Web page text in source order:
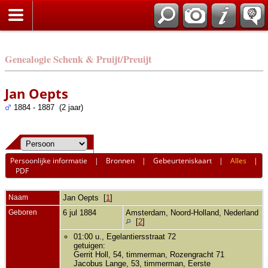
Genealogie Schenk & Pruijt/Preuijt
Jan Oepts
1884 - 1887 (2 jaar)
Persoonlijke informatie | Bronnen |Gebeurteniskaart |Alles |
PDF
Naam Jan Oepts [1]
Geboren 6 jul 1884
Amsterdam, Noord-Holland, Nederland
[2]
01:00 u., Egelantiersstraat 72
getuigen:
Gerrit Holl, 54, timmerman, Rozengracht 71
Jacobus Lange, 53, timmerman, Eerste